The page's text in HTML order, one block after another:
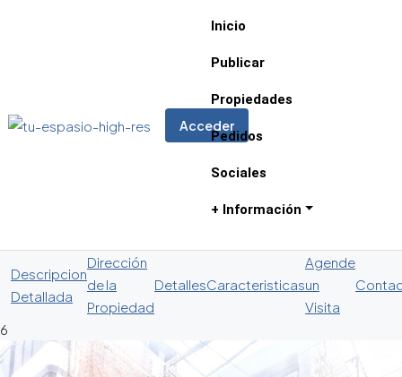
Acceder
Inicio
Publicar
Propiedades
Pedidos
Sociales
+ Información
Descripcion
Detallada
Dirección
de la
Propiedad
DetallesCaracteristicas
Agende
un
Visita
6